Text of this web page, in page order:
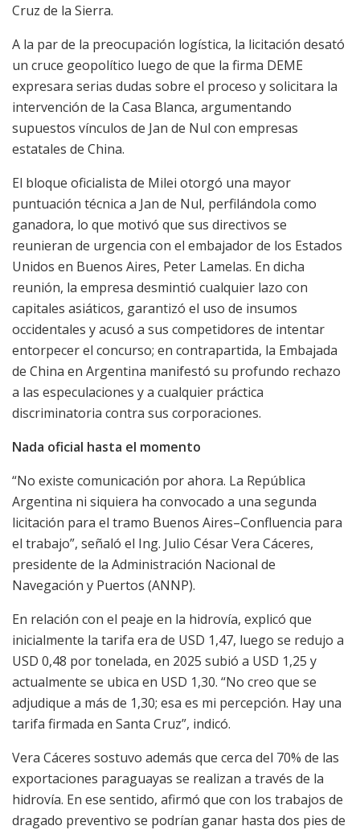
Cruz de la Sierra.
A la par de la preocupación logística, la licitación desató
un cruce geopolítico luego de que la firma DEME
expresara serias dudas sobre el proceso y solicitara la
intervención de la Casa Blanca, argumentando
supuestos vínculos de Jan de Nul con empresas
estatales de China.
El bloque oficialista de Milei otorgó una mayor
puntuación técnica a Jan de Nul, perfilándola como
ganadora, lo que motivó que sus directivos se
reunieran de urgencia con el embajador de los Estados
Unidos en Buenos Aires, Peter Lamelas. En dicha
reunión, la empresa desmintió cualquier lazo con
capitales asiáticos, garantizó el uso de insumos
occidentales y acusó a sus competidores de intentar
entorpecer el concurso; en contrapartida, la Embajada
de China en Argentina manifestó su profundo rechazo
a las especulaciones y a cualquier práctica
discriminatoria contra sus corporaciones.
Nada oficial hasta el momento
“No existe comunicación por ahora. La República
Argentina ni siquiera ha convocado a una segunda
licitación para el tramo Buenos Aires–Confluencia para
el trabajo”, señaló el Ing. Julio César Vera Cáceres,
presidente de la Administración Nacional de
Navegación y Puertos (ANNP).
En relación con el peaje en la hidrovía, explicó que
inicialmente la tarifa era de USD 1,47, luego se redujo a
USD 0,48 por tonelada, en 2025 subió a USD 1,25 y
actualmente se ubica en USD 1,30. “No creo que se
adjudique a más de 1,30; esa es mi percepción. Hay una
tarifa firmada en Santa Cruz”, indicó.
Vera Cáceres sostuvo además que cerca del 70% de las
exportaciones paraguayas se realizan a través de la
hidrovía. En ese sentido, afirmó que con los trabajos de
dragado preventivo se podrían ganar hasta dos pies de